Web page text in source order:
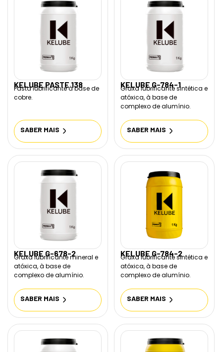
KELUBE PASTE 138
Pasta lubrificante à base de
cobre.
SABER MAIS
KELUBE G-784-1
Graxa lubrificante sintética e
atóxica, à base de
complexo de alumínio.
SABER MAIS
KELUBE G-678-2
Graxa lubrificante mineral e
atóxica, à base de
complexo de alumínio.
SABER MAIS
KELUBE G-784-2
Graxa lubrificante sintética e
atóxica, à base de
complexo de alumínio.
SABER MAIS